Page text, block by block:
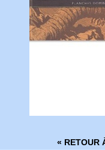
« RETOUR